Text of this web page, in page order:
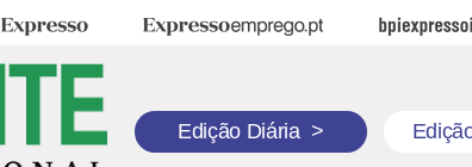
Expresso Expresso Emprego BPI
Edição Diária >